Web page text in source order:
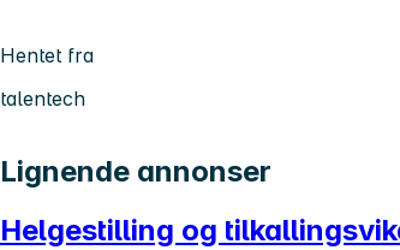
Hentet fra
talentech
Lignende annonser
Helgestilling og